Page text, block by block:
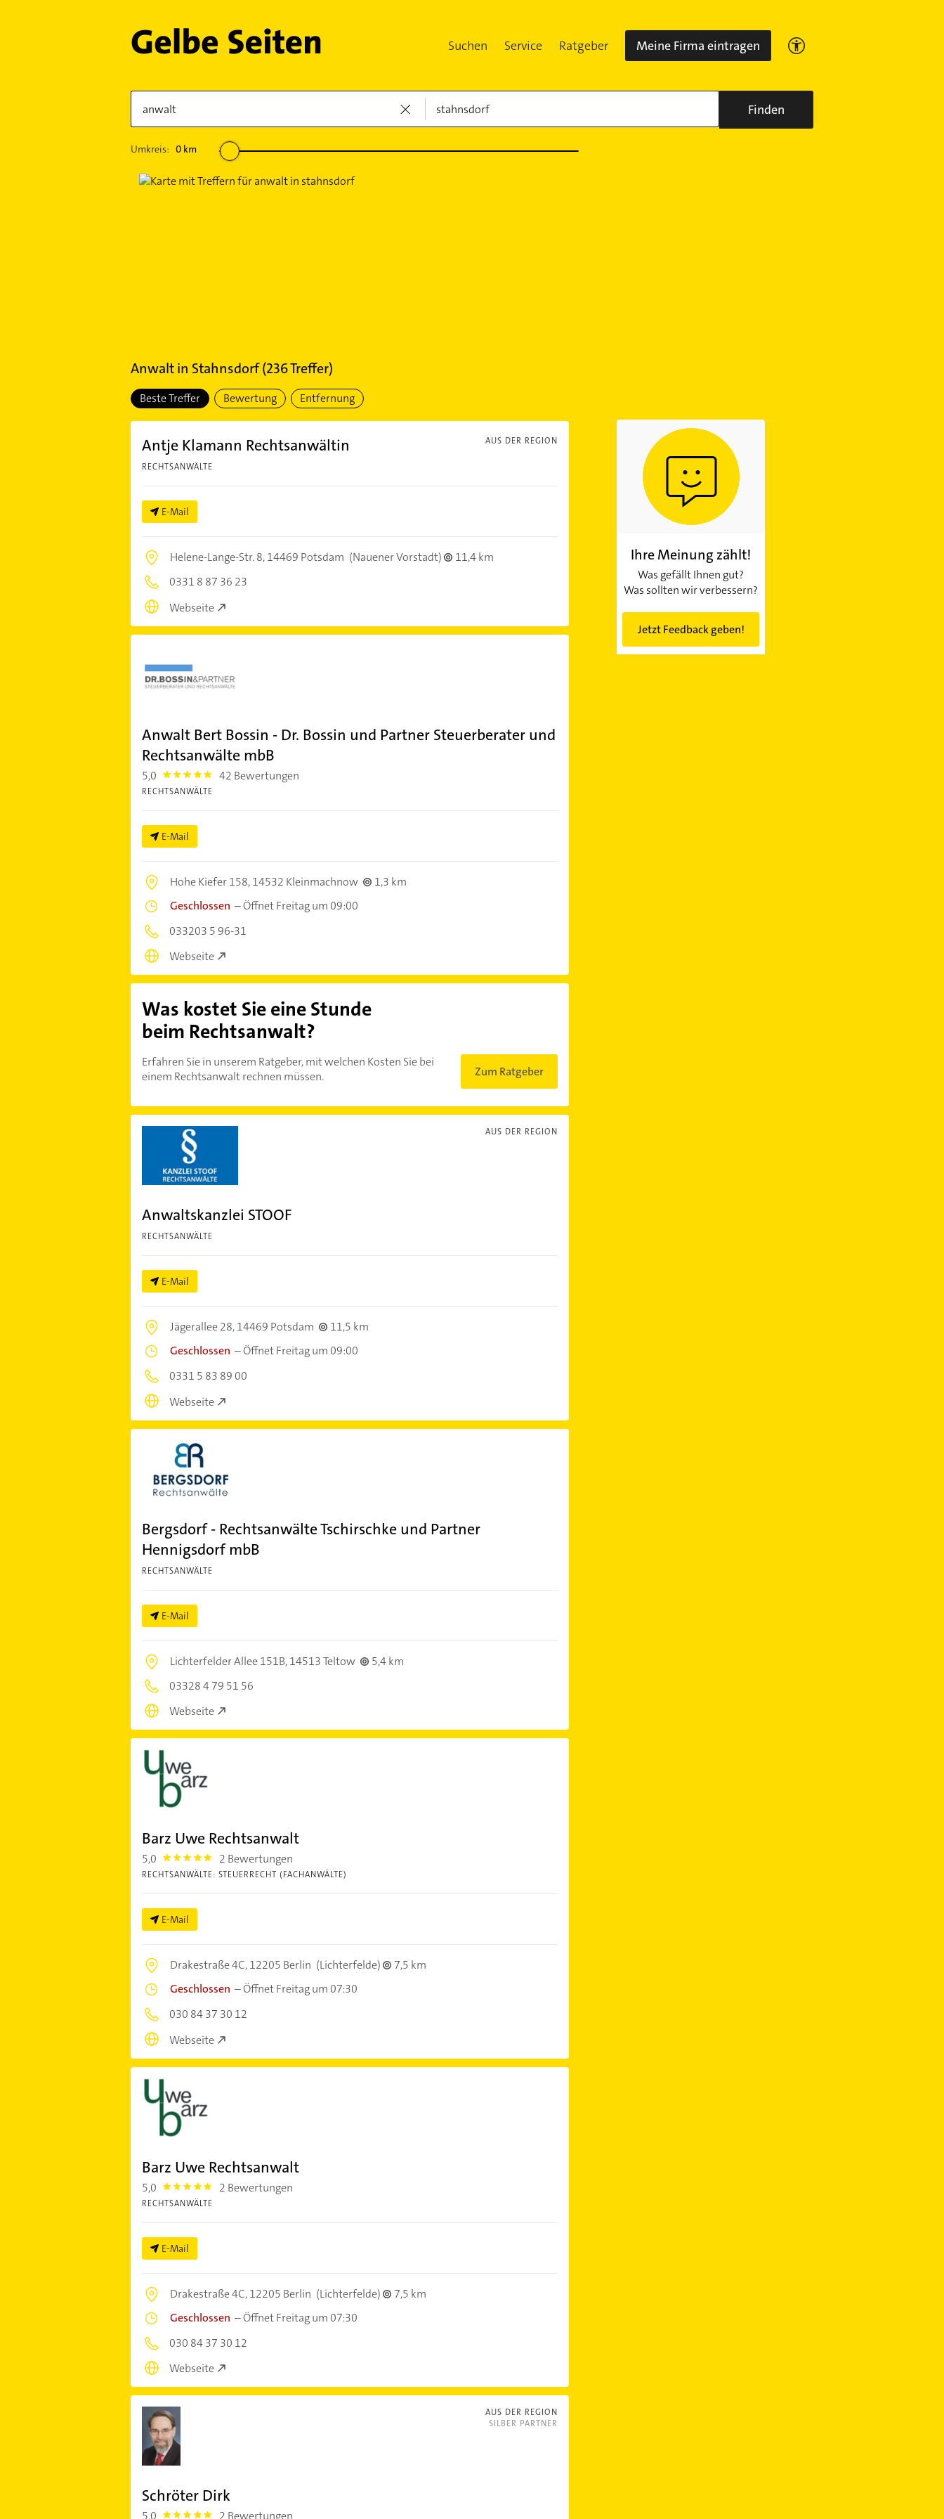
Suchen Service Ratgeber Meine Firma eintragen
Finden
Umkreis: 0km
Anwaltin Stahnsdorf(236Treffer)
Beste Treffer Bewertung Entfernung
AUS DER REGION
Antje Klamann Rechtsanwältin
RECHTSANWÄLTE
E-Mail
Helene-Lange-Str. 8,14469 Potsdam (Nauener Vorstadt)
11,4 km
0331 8 87 36 23
Webseite
Anwalt Bert Bossin - Dr. Bossin und Partner Steuerberater und
Rechtsanwälte mbB
5,0 5.0 42 Bewertungen
RECHTSANWÄLTE
E-Mail
Hohe Kiefer 158,14532 Kleinmachnow
1,3 km
Geschlossen –Öffnet Freitag um 09:00
033203 5 96-31
Webseite
Was kostet Sie eine Stunde
beim Rechtsanwalt?
Erfahren Sie in unserem Ratgeber, mit welchen Kosten Sie bei
einem Rechtsanwalt rechnen müssen.
Zum Ratgeber
AUS DER REGION
Anwaltskanzlei STOOF
RECHTSANWÄLTE
E-Mail
Jägerallee 28,14469 Potsdam
11,5 km
Geschlossen –Öffnet Freitag um 09:00
0331 5 83 89 00
Webseite
Bergsdorf - Rechtsanwälte Tschirschke und Partner
Hennigsdorf mbB
RECHTSANWÄLTE
E-Mail
Lichterfelder Allee 151B,14513 Teltow
5,4 km
03328 4 79 51 56
Webseite
Barz Uwe Rechtsanwalt
5,0 5.0 2 Bewertungen
RECHTSANWÄLTE: STEUERRECHT (FACHANWÄLTE)
E-Mail
Drakestraße 4C,12205 Berlin (Lichterfelde)
7,5 km
Geschlossen –Öffnet Freitag um 07:30
030 84 37 30 12
Webseite
Barz Uwe Rechtsanwalt
5,0 5.0 2 Bewertungen
RECHTSANWÄLTE
E-Mail
Drakestraße 4C,12205 Berlin (Lichterfelde)
7,5 km
Geschlossen –Öffnet Freitag um 07:30
030 84 37 30 12
Webseite
AUS DER REGION
SILBER PARTNER
Schröter Dirk
5,0 2 Bewertungen
Ihre Meinung zählt!
Was gefällt Ihnen gut?
Was sollten wir verbessern?
Jetzt Feedback geben!